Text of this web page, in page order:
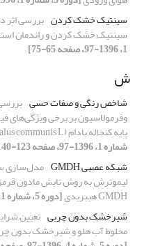
سینتیک خشک کردن بررسی اثر
سینتیک خشک کردن و راندمان
1، 1396-97، صفحه 65-75]
ش
شاخص رنگی و صفات حسی
وفرمولاسیون بر برخی ویژگی‌های
پایه کنجاله بادام (Amygdalus communis L) و بلغور ذرت
شماره 1، 1396-97، صفحه 123-140]
شبکه عصبی GMDH
مدل‌سازی
لیموترش به روش تابش مادون
GMDH هیبریدی
[دوره 5، شماره 1، 1396-97، صفحه 91-105]
شیرخشک بدون چربی تعیین
مخلوط آب هلو و شیرخشک بدون